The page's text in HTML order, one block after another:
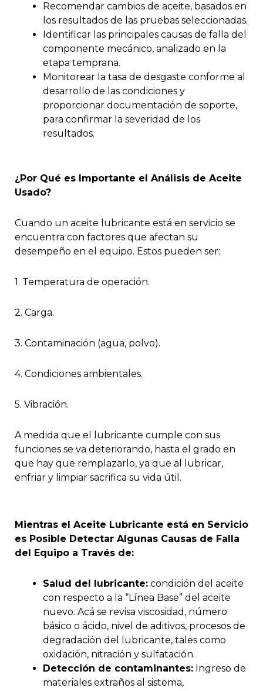
Recomendar cambios de aceite, basados en
los resultados de las pruebas seleccionadas.
Identificar las principales causas de falla del
componente mecánico, analizado en la
etapa temprana.
Monitorear la tasa de desgaste conforme al
desarrollo de las condiciones y
proporcionar documentación de soporte,
para confirmar la severidad de los
resultados.
¿Por Qué es Importante el Análisis de Aceite
Usado?
Cuando un aceite lubricante está en servicio se
encuentra con factores que afectan su
desempeño en el equipo. Estos pueden ser:
1. Temperatura de operación.
2. Carga.
3. Contaminación (agua, polvo).
4. Condiciones ambientales.
5. Vibración.
A medida que el lubricante cumple con sus
funciones se va deteriorando, hasta el grado en
que hay que remplazarlo, ya que al lubricar,
enfriar y limpiar sacrifica su vida útil.
Mientras el Aceite Lubricante está en Servicio
es Posible Detectar Algunas Causas de Falla
del Equipo a Través de:
Salud del lubricante: condición del aceite
con respecto a la “Línea Base” del aceite
nuevo. Acá se revisa viscosidad, número
básico o ácido, nivel de aditivos, procesos de
degradación del lubricante, tales como
oxidación, nitración y sulfatación.
Detección de contaminantes: Ingreso de
materiales extraños al sistema,